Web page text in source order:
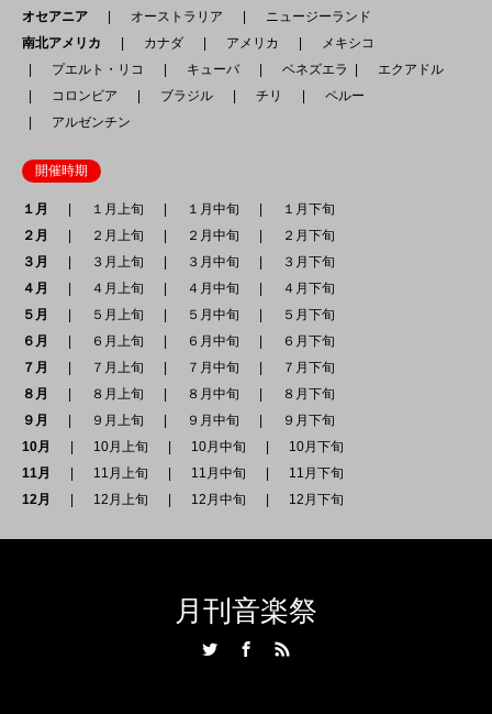
オセアニア
オーストラリア
ニュージーランド
南北アメリカ
カナダ アメリカ
メキシコ
プエルト・リコ
キューバ ベネズエラ
エクアドル
コロンビア
ブラジル チリ
ペルー
アルゼンチン
開催時期
１月 １月上旬 １月中旬
１月下旬
２月
２月上旬 ２月中旬
２月下旬
３月
３月上旬 ３月中旬
３月下旬
４月
４月上旬 ４月中旬
４月下旬
５月
５月上旬 ５月中旬
５月下旬
６月
６月上旬 ６月中旬
６月下旬
７月
７月上旬 ７月中旬
７月下旬
８月
８月上旬 ８月中旬
８月下旬
９月
９月上旬 ９月中旬
９月下旬
10月
10月上旬 10月中旬
10月下旬
11月
11月上旬 11月中旬
11月下旬
12月
12月上旬 12月中旬 12月下旬
月刊音楽祭